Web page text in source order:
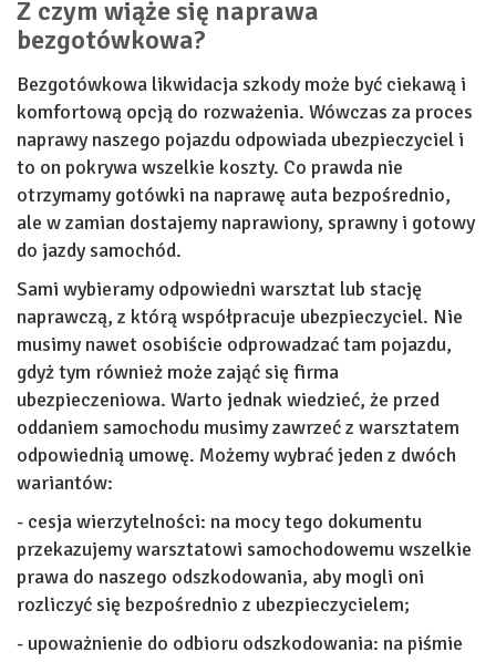
Z czym wiąże się naprawa
bezgotówkowa?
Bezgotówkowa likwidacja szkody może być ciekawą i
komfortową opcją do rozważenia. Wówczas za proces
naprawy naszego pojazdu odpowiada ubezpieczyciel i
to on pokrywa wszelkie koszty. Co prawda nie
otrzymamy gotówki na naprawę auta bezpośrednio,
ale w zamian dostajemy naprawiony, sprawny i gotowy
do jazdy samochód.
Sami wybieramy odpowiedni warsztat lub stację
naprawczą, z którą współpracuje ubezpieczyciel. Nie
musimy nawet osobiście odprowadzać tam pojazdu,
gdyż tym również może zająć się firma
ubezpieczeniowa. Warto jednak wiedzieć, że przed
oddaniem samochodu musimy zawrzeć z warsztatem
odpowiednią umowę. Możemy wybrać jeden z dwóch
wariantów:
- cesja wierzytelności: na mocy tego dokumentu
przekazujemy warsztatowi samochodowemu wszelkie
prawa do naszego odszkodowania, aby mogli oni
rozliczyć się bezpośrednio z ubezpieczycielem;
- upoważnienie do odbioru odszkodowania: na piśmie